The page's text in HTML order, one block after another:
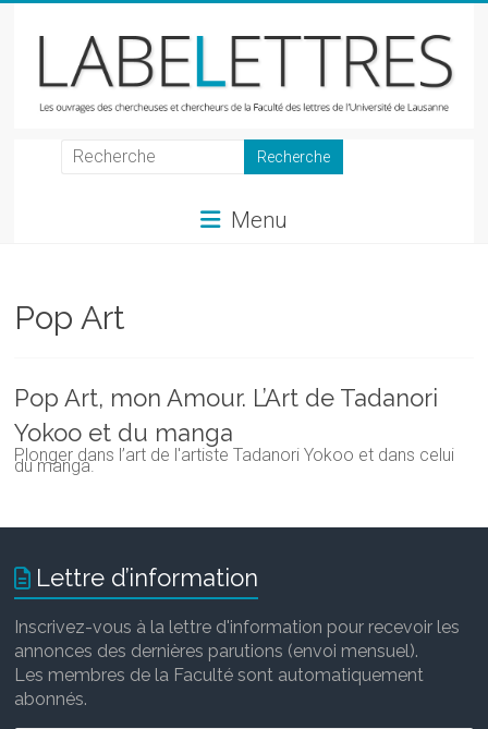
LabeLettres
et
chercheurs
Faculté
des
lettres
Menu
Pop Art
Pop Art, mon Amour. L’Art de Tadanori
Yokoo et du manga
Plonger dans l’art de l'artiste Tadanori Yokoo et dans celui
du manga.
Lettre d’information
Inscrivez-vous à la lettre d'information pour recevoir les
annonces des dernières parutions (envoi mensuel).
Les membres de la Faculté sont automatiquement
abonnés.